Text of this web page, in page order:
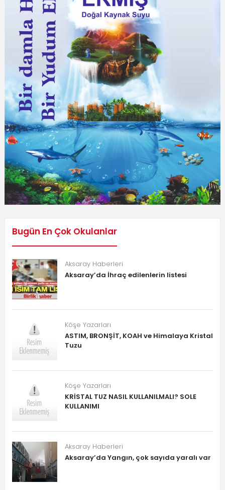
Bugün En Çok Okulanlar
Aksaray Haberleri
Aksaray’da İhraç edilenlerin listesi
Köşe Yazarları
ASTIM, BRONŞİT, KOAH ve Himalaya Kristal
Tuzu
Köşe Yazarları
KRİSTAL TUZ NASIL KULLANILMALI? SOLE
KULLANIMI
Aksaray Haberleri
Aksaray’da Yangın, çok sayıda yaralı var